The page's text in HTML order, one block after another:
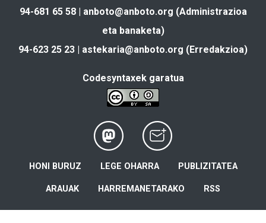
94-681 65 58 | anboto@anboto.org (Administrazioa
eta banaketa)
94-623 25 23 | astekaria@anboto.org (Erredakzioa)
Codesyntaxek garatua
HONI BURUZ LEGE OHARRA PUBLIZITATEA
ARAUAK HARREMANETARAKO RSS